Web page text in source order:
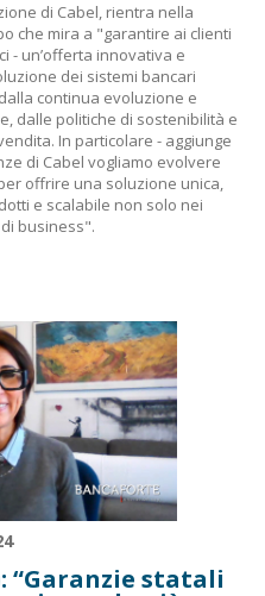
di Cabel, rientra nella
che mira a "garantire ai clienti
- un’offerta innovativa e
dei sistemi bancari
continua evoluzione e
dalle politiche di sostenibilità e
In particolare - aggiunge
di Cabel vogliamo evolvere
offrire una soluzione unica,
e scalabile non solo nei
business".
“Garanzie statali